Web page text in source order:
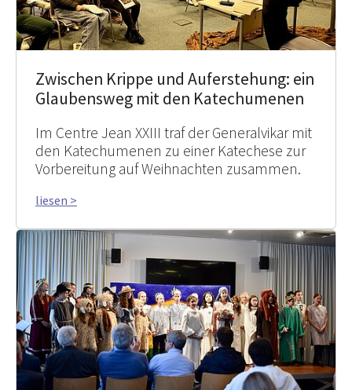
Zwischen Krippe und Auferstehung: ein
Glaubensweg mit den Katechumenen
Im Centre Jean XXIII traf der Generalvikar mit
den Katechumenen zu einer Katechese zur
Vorbereitung auf Weihnachten zusammen.
liesen >